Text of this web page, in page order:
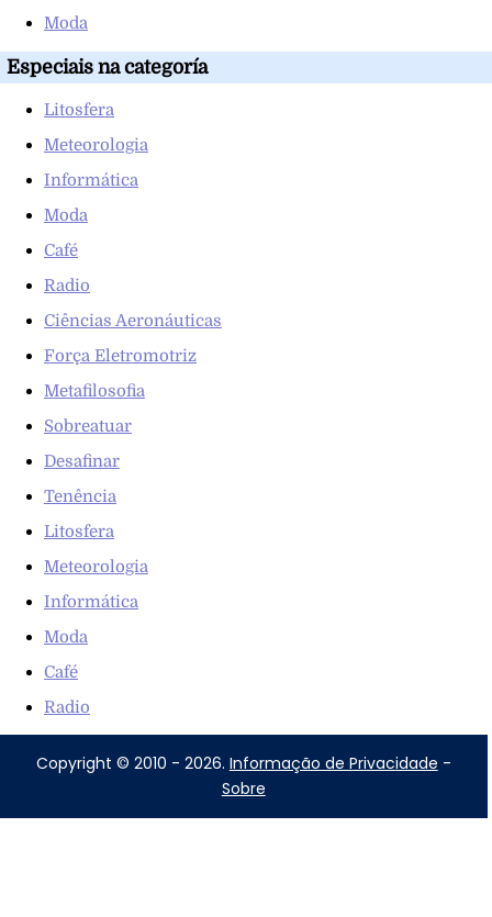
Moda
Especiais na categoría
Litosfera
Meteorologia
Informática
Moda
Café
Radio
Ciências Aeronáuticas
Força Eletromotriz
Metafilosofia
Sobreatuar
Desafinar
Tenência
Litosfera
Meteorologia
Informática
Moda
Café
Radio
Copyright © 2010 - 2026. Informação de Privacidade -
Sobre